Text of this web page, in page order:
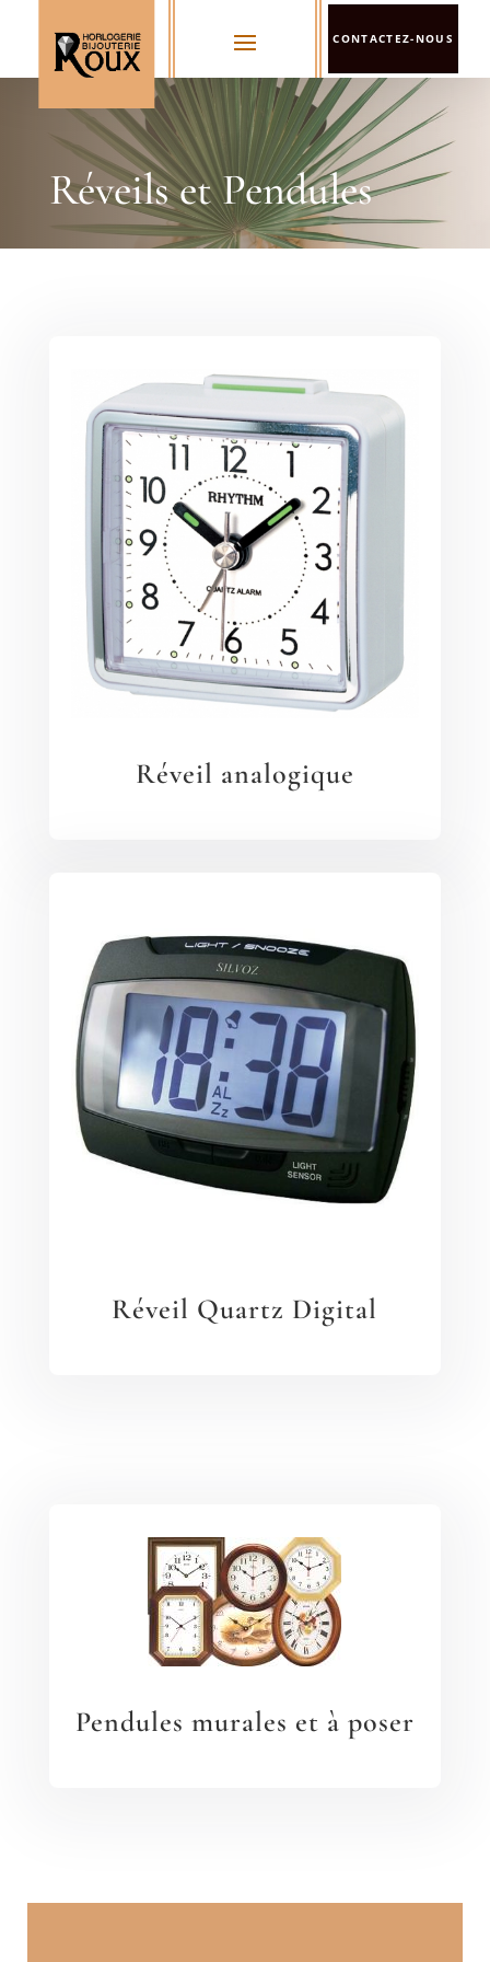
CONTACTEZ-NOUS
Réveils et Pendules
Réveil analogique
Réveil Quartz Digital
Pendules murales et à poser